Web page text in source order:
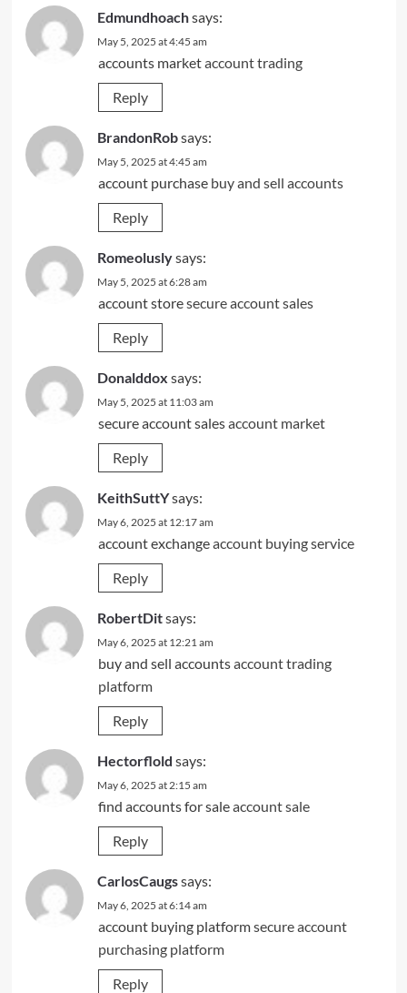
Edmundhoachsays:
May 5, 2025 at 4:45 am
accounts marketaccount trading
Reply
BrandonRobsays:
May 5, 2025 at 4:45 am
account purchase buy and sell accounts
Reply
Romeoluslysays:
May 5, 2025 at 6:28 am
account storesecure account sales
Reply
Donalddox says:
May 5, 2025 at 11:03 am
secure account salesaccount market
Reply
KeithSuttYsays:
May 6, 2025 at 12:17 am
account exchangeaccount buying service
Reply
RobertDitsays:
May 6, 2025 at 12:21 am
buy and sell accountsaccount trading
platform
Reply
Hectorflold says:
May 6, 2025 at 2:15 am
find accounts for saleaccount sale
Reply
CarlosCaugssays:
May 6, 2025 at 6:14 am
account buying platformsecure account
purchasing platform
Reply